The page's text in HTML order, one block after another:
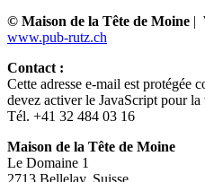
© Maison de la Tête de Moine |
www.pub-rutz.ch
Contact :
Cette adresse e-mail est protégée
devez activer le JavaScript pour la
Tél. +41 32 484 03 16
Maison de la Tête de Moine
Le Domaine 1
2713 Bellelay, Suisse